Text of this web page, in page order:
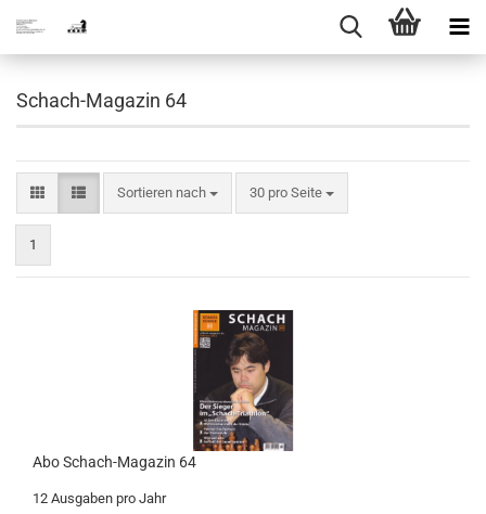
Schach-Magazin 64
Sortieren nach
Sortieren nach 30 pro Seite
pro Seite
1
Abo Schach-Magazin 64
12 Ausgaben pro Jahr